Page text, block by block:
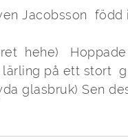
Jacobsson  född
hehe)
på ett stort
glasbruk) Sen